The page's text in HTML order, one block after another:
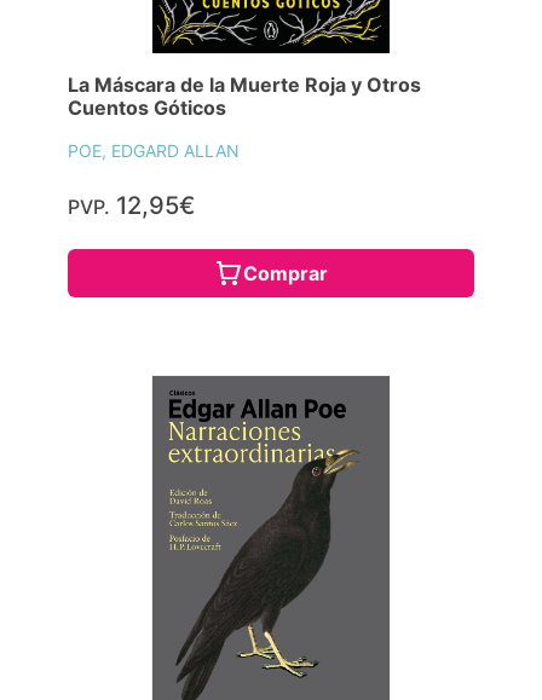
La Máscara de la Muerte Roja y Otros
Cuentos Góticos
POE, EDGARD ALLAN
PVP. 12,95€
Comprar